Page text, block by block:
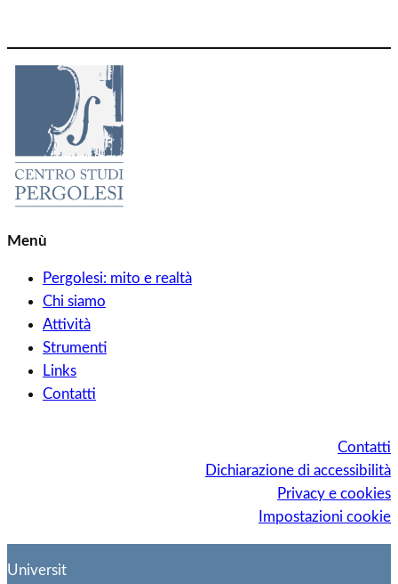
Menù
Pergolesi: mito e realtà
Chi siamo
Attività
Strumenti
Links
Contatti
Contatti
Dichiarazione di accessibilità
Privacy e cookies
Impostazioni cookie
Universit